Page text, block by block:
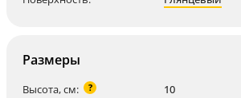
Размеры
Высота, см: ? 10